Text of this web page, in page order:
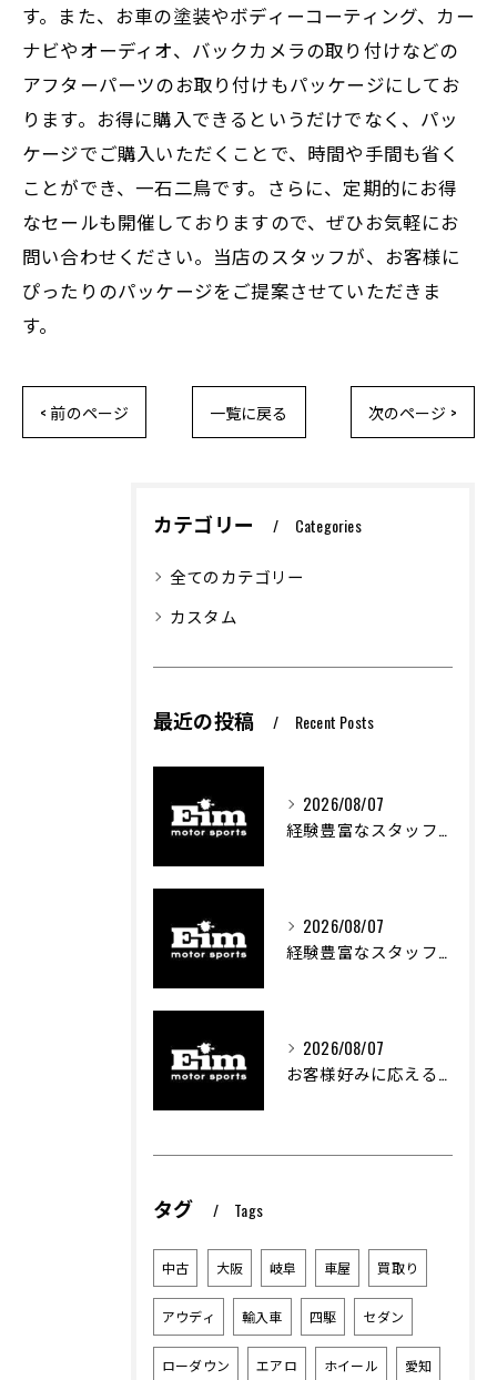
す。また、お車の塗装やボディーコーティング、カー
ナビやオーディオ、バックカメラの取り付けなどの
アフターパーツのお取り付けもパッケージにしてお
ります。お得に購入できるというだけでなく、パッ
ケージでご購入いただくことで、時間や手間も省く
ことができ、一石二鳥です。さらに、定期的にお得
なセールも開催しておりますので、ぜひお気軽にお
問い合わせください。当店のスタッフが、お客様に
ぴったりのパッケージをご提案させていただきま
す。
< 前のページ 一覧に戻る 次のページ >
カテゴリー Categories
全てのカテゴリー
カスタム
最近の投稿 Recent Posts
2026/08/07
経験豊富なスタッフが支える車両カスタムの魅力
2026/08/07
経験豊富なスタッフが支える車のカスタム技術とは
2026/08/07
お客様好みに応える中古車探しの秘訣
タグ Tags
中古 大阪 岐阜 車屋 買取り
アウディ 輸入車 四駆 セダン
ローダウン エアロ ホイール 愛知